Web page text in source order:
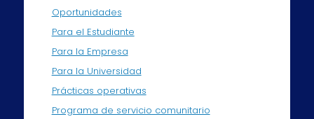
Oportunidades
Para el Estudiante
Para la Empresa
Para la Universidad
Prácticas operativas
Programa de servicio comunitario